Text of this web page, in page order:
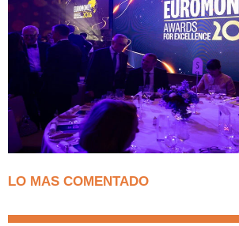
LO MAS COMENTADO